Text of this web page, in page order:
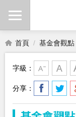
首頁 基金會觀點
字級：
分享：